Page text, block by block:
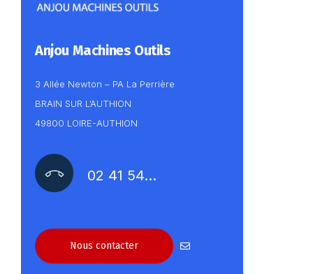
Anjou Machines Outils
3 Allée Newton – PA La Perrière
BRAIN SUR L’AUTHION
49800 LOIRE-AUTHION
02 41 54…
Nous contacter